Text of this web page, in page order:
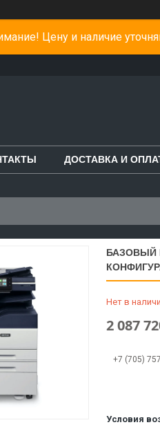
Цену и наличие
ДОСТАВКА И
БАЗОВЫЙ
Нет в
2 087
+7 (705)